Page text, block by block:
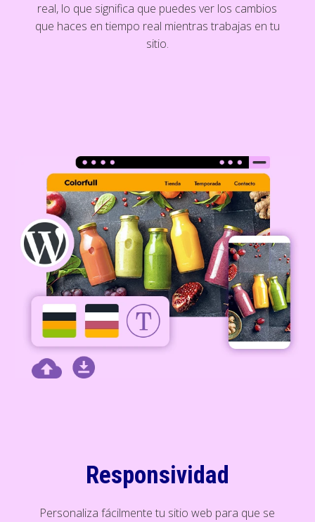
real, lo que significa que puedes ver los cambios
que haces en tiempo real mientras trabajas en tu
sitio.
Responsividad
Personaliza fácilmente tu sitio web para que se